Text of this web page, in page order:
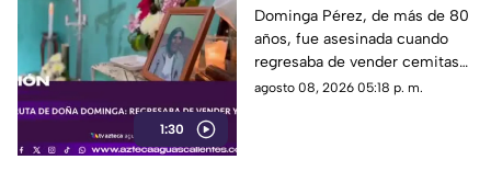
1:30
asesinada al regresar a
casa; así fue la agresión
(VIDEO)
Dominga Pérez, de más de 80
años, fue asesinada cuando
regresaba de vender cemitas
en Chachapa. La Fiscalía de
agosto 08, 2026 05:18 p. m.